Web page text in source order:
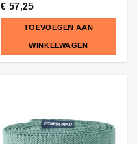
€57,25
TOEVOEGEN AAN
WINKELWAGEN